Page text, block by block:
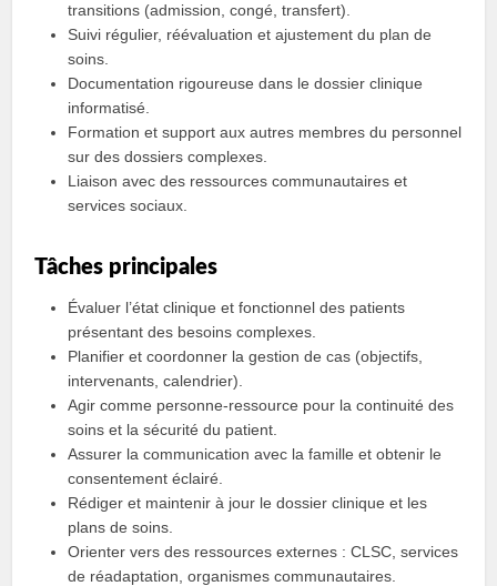
transitions (admission, congé, transfert).
Suivi régulier, réévaluation et ajustement du plan de
soins.
Documentation rigoureuse dans le dossier clinique
informatisé.
Formation et support aux autres membres du personnel
sur des dossiers complexes.
Liaison avec des ressources communautaires et
services sociaux.
Tâches principales
Évaluer l’état clinique et fonctionnel des patients
présentant des besoins complexes.
Planifier et coordonner la gestion de cas (objectifs,
intervenants, calendrier).
Agir comme personne-ressource pour la continuité des
soins et la sécurité du patient.
Assurer la communication avec la famille et obtenir le
consentement éclairé.
Rédiger et maintenir à jour le dossier clinique et les
plans de soins.
Orienter vers des ressources externes : CLSC, services
de réadaptation, organismes communautaires.